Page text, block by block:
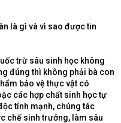
là gì và vì sao được tin
trừ sâu sinh học không
đúng thì không phải bà con
bảo vệ thực vật có
các hợp chất sinh học tự
tính mạnh, chúng tác
chế sinh trưởng, làm sâu